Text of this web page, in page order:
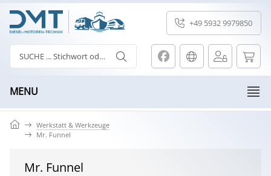
+49 5932 9979850
MENU
Werkstatt & Werkzeuge
Mr. Funnel
Mr. Funnel